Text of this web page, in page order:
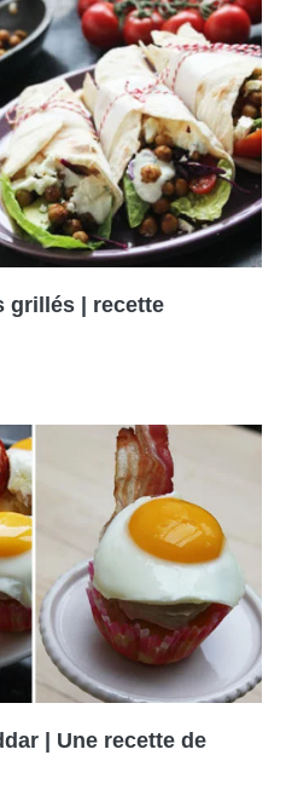
grillés | recette
| Une recette de